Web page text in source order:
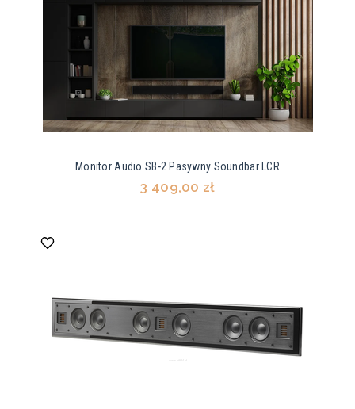
Monitor Audio SB-2 Pasywny Soundbar LCR
3 409,00 zł